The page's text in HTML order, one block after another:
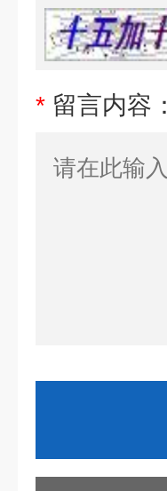
* 留言内容：